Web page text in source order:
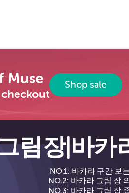
Muse
checkout
Shop sale
림장|바카
NO.1: 바카라 구간 보
NO.2: 바카라 그림 장
NO.3: 바카라 그림 장